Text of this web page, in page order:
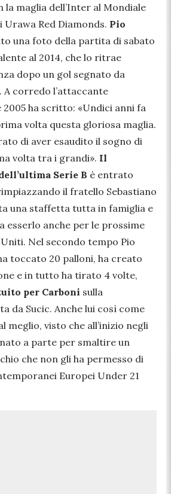
la maglia dell’Inter al Mondiale
Red Diamonds. Pio
una foto della partita di sabato
al 2014, che lo ritrae
dopo un gol segnato da
A corredo l’attaccante
ha scritto: «Undici anni fa
volta questa gloriosa maglia.
di aver esaudito il sogno di
volta tra i grandi». Il
Serie B è entrato
il fratello Sebastiano
una staffetta tutta in famiglia e
esserlo anche per le prossime
Nel secondo tempo Pio
toccato 20 palloni, ha creato
e in tutto ha tirato 4 volte,
per Carboni sulla
da Sucic. Anche lui così come
meglio, visto che all’inizio negli
a parte per smaltire un
che non gli ha permesso di
Europei Under 21